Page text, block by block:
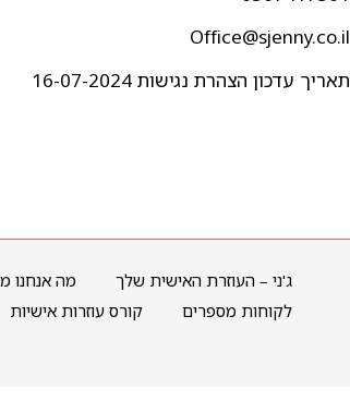
Office@sjenny.co.il
תאריך עדכון הצהרת נגישות 16-07-2024
ג'ני – העוזרת האישית שלך מה אנחנו
לקוחות מספרים
קורס עוזרות אישיות